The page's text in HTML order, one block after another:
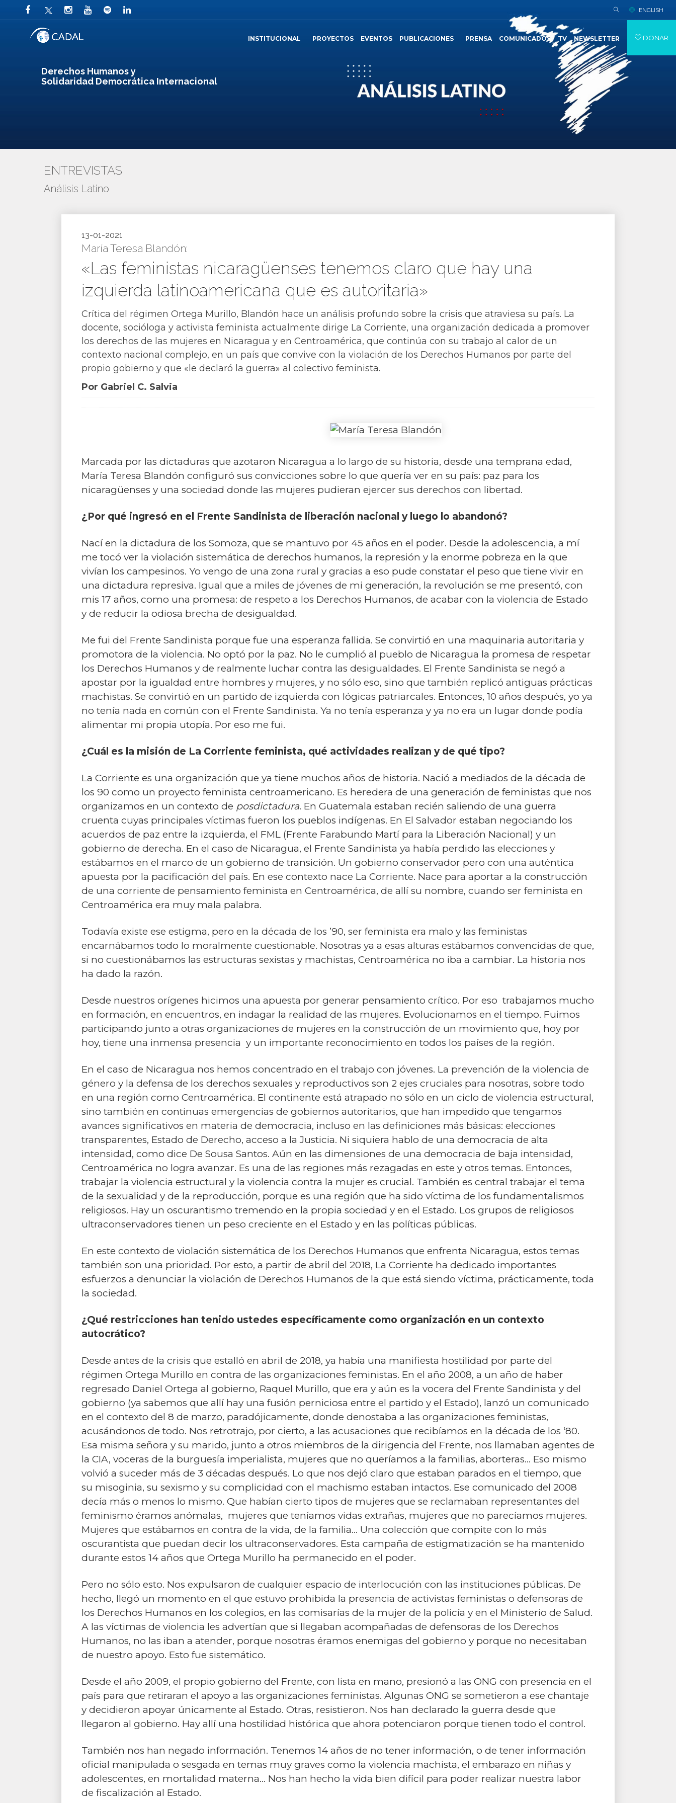
Derechos Humanos y
Solidaridad Democrática Internacional
ENGLISH
INSTITUCIONAL PROYECTOS EVENTOS PUBLICACIONES PRENSA COMUNICADOS TV NEWSLETTER DONAR
ENTREVISTAS
Análisis Latino
13-01-2021
María Teresa Blandón:
«Las feministas nicaragüenses tenemos claro que hay una
izquierda latinoamericana que es autoritaria»
Crítica del régimen Ortega Murillo, Blandón hace un análisis profundo sobre la crisis que atraviesa su país. La
docente, socióloga y activista feminista actualmente dirige La Corriente, una organización dedicada a promover
los derechos de las mujeres en Nicaragua y en Centroamérica, que continúa con su trabajo al calor de un
contexto nacional complejo, en un país que convive con la violación de los Derechos Humanos por parte del
propio gobierno y que «le declaró la guerra» al colectivo feminista.
Por Gabriel C. Salvia
Marcada por las dictaduras que azotaron Nicaragua a lo largo de su historia, desde una temprana edad,
María Teresa Blandón configuró sus convicciones sobre lo que quería ver en su país: paz para los
nicaragüenses y una sociedad donde las mujeres pudieran ejercer sus derechos con libertad.
¿Por qué ingresó en el Frente Sandinista de liberación nacional y luego lo abandonó?
Nací en la dictadura de los Somoza, que se mantuvo por 45 años en el poder. Desde la adolescencia, a mí
me tocó ver la violación sistemática de derechos humanos, la represión y la enorme pobreza en la que
vivían los campesinos. Yo vengo de una zona rural y gracias a eso pude constatar el peso que tiene vivir en
una dictadura represiva. Igual que a miles de jóvenes de mi generación, la revolución se me presentó, con
mis 17 años, como una promesa: de respeto a los Derechos Humanos, de acabar con la violencia de Estado
y de reducir la odiosa brecha de desigualdad.
Me fui del Frente Sandinista porque fue una esperanza fallida. Se convirtió en una maquinaria autoritaria y
promotora de la violencia. No optó por la paz. No le cumplió al pueblo de Nicaragua la promesa de respetar
los Derechos Humanos y de realmente luchar contra las desigualdades. El Frente Sandinista se negó a
apostar por la igualdad entre hombres y mujeres, y no sólo eso, sino que también replicó antiguas prácticas
machistas. Se convirtió en un partido de izquierda con lógicas patriarcales. Entonces, 10 años después, yo ya
no tenía nada en común con el Frente Sandinista. Ya no tenía esperanza y ya no era un lugar donde podía
alimentar mi propia utopía. Por eso me fui.
¿Cuál es la misión de La Corriente feminista, qué actividades realizan y de qué tipo?
La Corriente es una organización que ya tiene muchos años de historia. Nació a mediados de la década de
los 90 como un proyecto feminista centroamericano. Es heredera de una generación de feministas que nos
organizamos en un contexto de posdictadura. En Guatemala estaban recién saliendo de una guerra
cruenta cuyas principales víctimas fueron los pueblos indígenas. En El Salvador estaban negociando los
acuerdos de paz entre la izquierda, el FML (Frente Farabundo Martí para la Liberación Nacional) y un
gobierno de derecha. En el caso de Nicaragua, el Frente Sandinista ya había perdido las elecciones y
estábamos en el marco de un gobierno de transición. Un gobierno conservador pero con una auténtica
apuesta por la pacificación del país. En ese contexto nace La Corriente. Nace para aportar a la construcción
de una corriente de pensamiento feminista en Centroamérica, de allí su nombre, cuando ser feminista en
Centroamérica era muy mala palabra.
Todavía existe ese estigma, pero en la década de los ’90, ser feminista era malo y las feministas
encarnábamos todo lo moralmente cuestionable. Nosotras ya a esas alturas estábamos convencidas de que,
si no cuestionábamos las estructuras sexistas y machistas, Centroamérica no iba a cambiar. La historia nos
ha dado la razón.
Desde nuestros orígenes hicimos una apuesta por generar pensamiento crítico. Por eso trabajamos mucho
en formación, en encuentros, en indagar la realidad de las mujeres. Evolucionamos en el tiempo. Fuimos
participando junto a otras organizaciones de mujeres en la construcción de un movimiento que, hoy por
hoy, tiene una inmensa presencia y un importante reconocimiento en todos los países de la región.
En el caso de Nicaragua nos hemos concentrado en el trabajo con jóvenes. La prevención de la violencia de
género y la defensa de los derechos sexuales y reproductivos son 2 ejes cruciales para nosotras, sobre todo
en una región como Centroamérica. El continente está atrapado no sólo en un ciclo de violencia estructural,
sino también en continuas emergencias de gobiernos autoritarios, que han impedido que tengamos
avances significativos en materia de democracia, incluso en las definiciones más básicas: elecciones
transparentes, Estado de Derecho, acceso a la Justicia. Ni siquiera hablo de una democracia de alta
intensidad, como dice De Sousa Santos. Aún en las dimensiones de una democracia de baja intensidad,
Centroamérica no logra avanzar. Es una de las regiones más rezagadas en este y otros temas. Entonces,
trabajar la violencia estructural y la violencia contra la mujer es crucial. También es central trabajar el tema
de la sexualidad y de la reproducción, porque es una región que ha sido víctima de los fundamentalismos
religiosos. Hay un oscurantismo tremendo en la propia sociedad y en el Estado. Los grupos de religiosos
ultraconservadores tienen un peso creciente en el Estado y en las políticas públicas.
En este contexto de violación sistemática de los Derechos Humanos que enfrenta Nicaragua, estos temas
también son una prioridad. Por esto, a partir de abril del 2018, La Corriente ha dedicado importantes
esfuerzos a denunciar la violación de Derechos Humanos de la que está siendo víctima, prácticamente, toda
la sociedad.
¿Qué restricciones han tenido ustedes específicamente como organización en un contexto
autocrático?
Desde antes de la crisis que estalló en abril de 2018, ya había una manifiesta hostilidad por parte del
régimen Ortega Murillo en contra de las organizaciones feministas. En el año 2008, a un año de haber
regresado Daniel Ortega al gobierno, Raquel Murillo, que era y aún es la vocera del Frente Sandinista y del
gobierno (ya sabemos que allí hay una fusión perniciosa entre el partido y el Estado), lanzó un comunicado
en el contexto del 8 de marzo, paradójicamente, donde denostaba a las organizaciones feministas,
acusándonos de todo. Nos retrotrajo, por cierto, a las acusaciones que recibíamos en la década de los ‘80.
Esa misma señora y su marido, junto a otros miembros de la dirigencia del Frente, nos llamaban agentes de
la CIA, voceras de la burguesía imperialista, mujeres que no queríamos a la familias, aborteras… Eso mismo
volvió a suceder más de 3 décadas después. Lo que nos dejó claro que estaban parados en el tiempo, que
su misoginia, su sexismo y su complicidad con el machismo estaban intactos. Ese comunicado del 2008
decía más o menos lo mismo. Que habían cierto tipos de mujeres que se reclamaban representantes del
feminismo éramos anómalas, mujeres que teníamos vidas extrañas, mujeres que no parecíamos mujeres.
Mujeres que estábamos en contra de la vida, de la familia… Una colección que compite con lo más
oscurantista que puedan decir los ultraconservadores. Esta campaña de estigmatización se ha mantenido
durante estos 14 años que Ortega Murillo ha permanecido en el poder.
Pero no sólo esto. Nos expulsaron de cualquier espacio de interlocución con las instituciones públicas. De
hecho, llegó un momento en el que estuvo prohibida la presencia de activistas feministas o defensoras de
los Derechos Humanos en los colegios, en las comisarías de la mujer de la policía y en el Ministerio de Salud.
A las víctimas de violencia les advertían que si llegaban acompañadas de defensoras de los Derechos
Humanos, no las iban a atender, porque nosotras éramos enemigas del gobierno y porque no necesitaban
de nuestro apoyo. Esto fue sistemático.
Desde el año 2009, el propio gobierno del Frente, con lista en mano, presionó a las ONG con presencia en el
país para que retiraran el apoyo a las organizaciones feministas. Algunas ONG se sometieron a ese chantaje
y decidieron apoyar únicamente al Estado. Otras, resistieron. Nos han declarado la guerra desde que
llegaron al gobierno. Hay allí una hostilidad histórica que ahora potenciaron porque tienen todo el control.
También nos han negado información. Tenemos 14 años de no tener información, o de tener información
oficial manipulada o sesgada en temas muy graves como la violencia machista, el embarazo en niñas y
adolescentes, en mortalidad materna... Nos han hecho la vida bien difícil para poder realizar nuestra labor
de fiscalización al Estado.